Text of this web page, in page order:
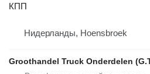
КПП
Нидерланды, Hoensbroek
Groothandel Truck Onderdelen